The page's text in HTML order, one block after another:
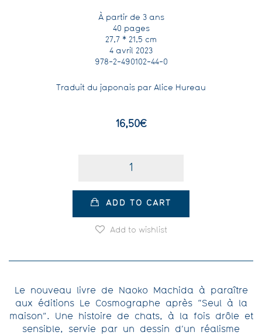
À partir de 3 ans
40 pages
27,7 * 21,5 cm
4 avril 2023
978-2-490102-44-0
Traduit du japonais par Alice Hureau
16,50€
ADD TO CART
Add to wishlist
Le nouveau livre de Naoko Machida à paraître
aux éditions Le Cosmographe après “Seul à la
maison”. Une histoire de chats, à la fois drôle et
sensible, servie par un dessin d’un réalisme